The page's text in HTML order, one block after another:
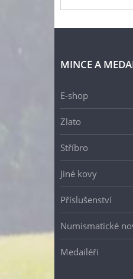
MINCE A
E-shop
Zlato
Stříbro
Jiné kovy
Příslušenství
Numismatické
Medailéři